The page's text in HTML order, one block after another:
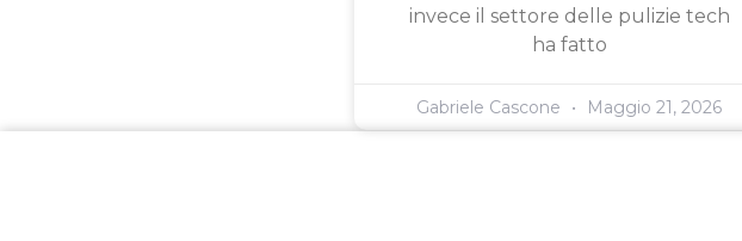
invece il settore delle pulizie tech
ha fatto
Gabriele Cascone Maggio 21, 2026